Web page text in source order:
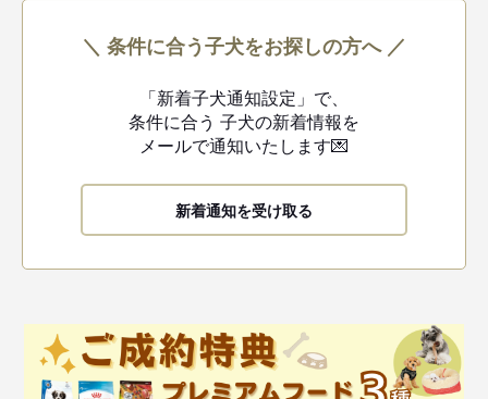
＼ 条件に合う子犬をお探しの方へ ／
「新着子犬通知設定」で、
条件に合う 子犬の新着情報を
メールで通知いたします💌
新着通知を受け取る